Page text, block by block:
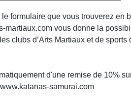
le formulaire que vous trouverez en
vous donne la
clubs d’Arts Martiaux et de sports
d'une remise de 10%
www.katanas-samurai.com